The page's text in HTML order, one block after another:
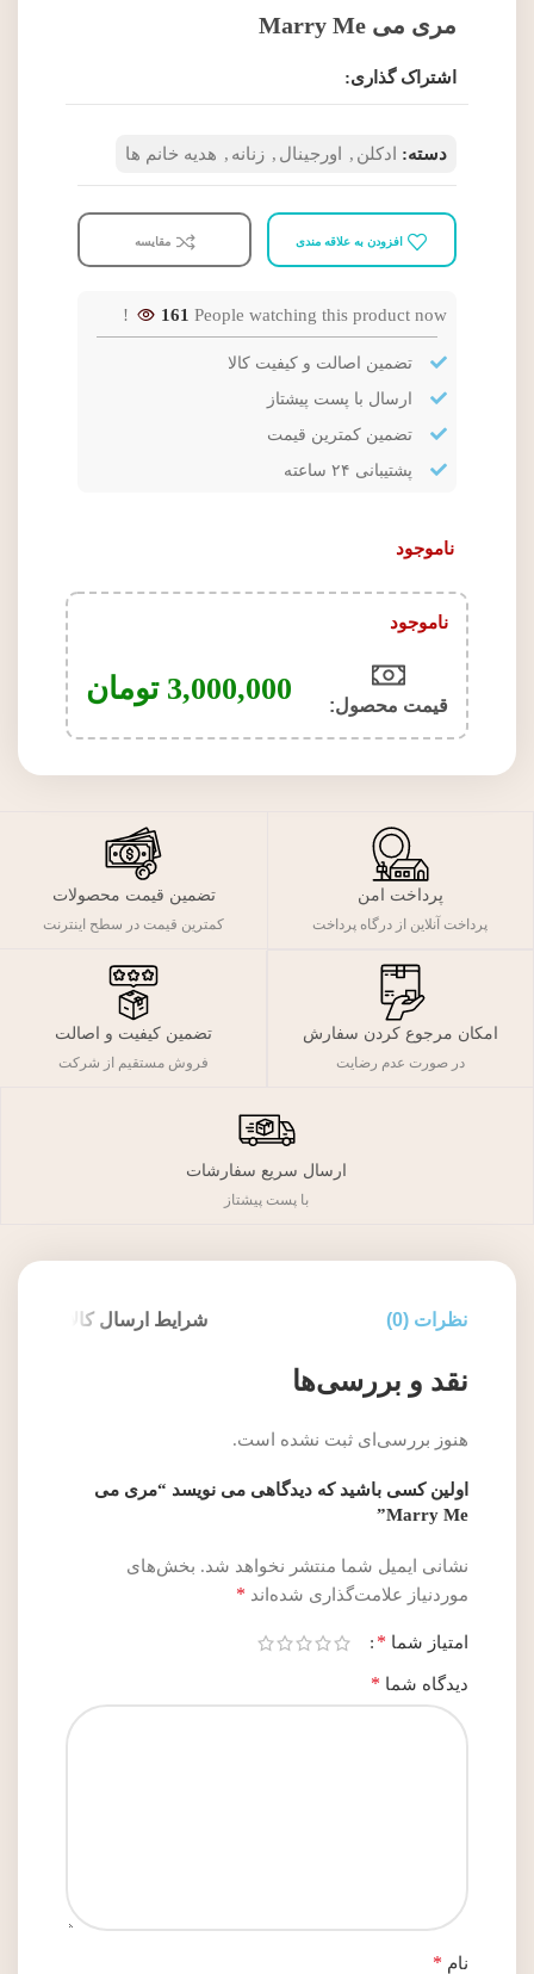
مری می Marry Me
اشتراک گذاری:
دسته: ادکلن , اورجینال , زنانه , هدیه خانم ها
افزودن به علاقه مندی مقایسه
161 People watching this product now!
تضمین اصالت و کیفیت کالا
ارسال با پست پیشتاز
تضمین کمترین قیمت
پشتیبانی ۲۴ ساعته
ناموجود
ناموجود
قیمت محصول:​ 3,000,000 تومان
پرداخت امن
پرداخت آنلاین از درگاه پرداخت
تضمین قیمت محصولات
کمترین قیمت در سطح اینترنت
امکان مرجوع کردن سفارش
در صورت عدم رضایت
تضمین کیفیت و اصالت
فروش مستقیم از شرکت
ارسال سریع سفارشات
با پست پیشتاز
نظرات (0) شرایط ارسال کالا
نقد و بررسی‌ها
هنوز بررسی‌ای ثبت نشده است.
اولین کسی باشید که دیدگاهی می نویسد “مری می
Marry Me”
نشانی ایمیل شما منتشر نخواهد شد. بخش‌های
موردنیاز علامت‌گذاری شده‌اند *
امتیاز شما *
دیدگاه شما *
نام *